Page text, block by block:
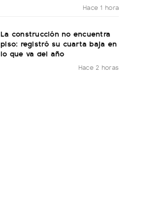
Hace 1 hora
La construcción no encuentra
piso: registró su cuarta baja en
lo que va del año
Hace 2 horas